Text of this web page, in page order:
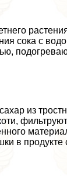
сока с
из
в продукте